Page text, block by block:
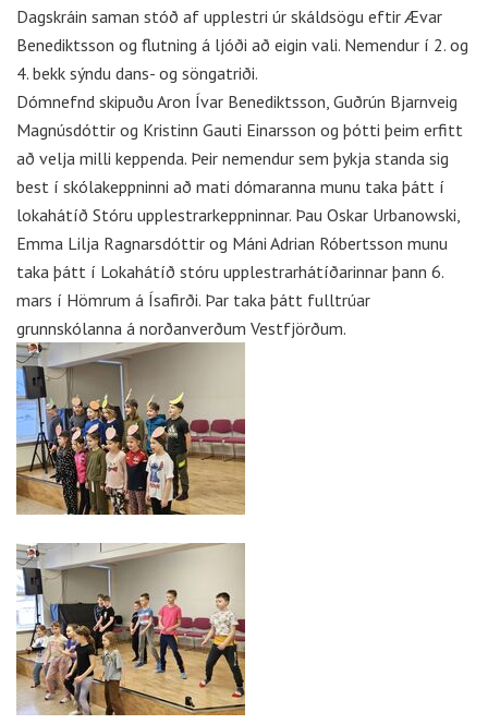
Dagskráin saman stóð af upplestri úr skáldsögu eftir Ævar
Benediktsson og flutning á ljóði að eigin vali. Nemendur í 2. og
4. bekk sýndu dans- og söngatriði.
Dómnefnd skipuðu Aron Ívar Benediktsson, Guðrún Bjarnveig
Magnúsdóttir og Kristinn Gauti Einarsson og þótti þeim erfitt
að velja milli keppenda. Þeir nemendur sem þykja standa sig
best í skólakeppninni að mati dómaranna munu taka þátt í
lokahátíð Stóru upplestrarkeppninnar. Þau Oskar Urbanowski,
Emma Lilja Ragnarsdóttir og Máni Adrian Róbertsson munu
taka þátt í Lokahátíð stóru upplestrarhátíðarinnar þann 6.
mars í Hömrum á Ísafirði. Þar taka þátt fulltrúar
grunnskólanna á norðanverðum Vestfjörðum.